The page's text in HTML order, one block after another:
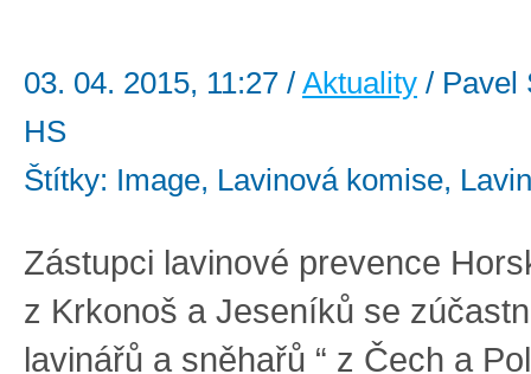
03. 04. 2015, 11:27 / Aktuality / Pavel
HS
Štítky: Image, Lavinová komise,
Zástupci lavinové prevence
z Krkonoš a Jeseníků se
lavinářů a sněhařů “ z Čech a